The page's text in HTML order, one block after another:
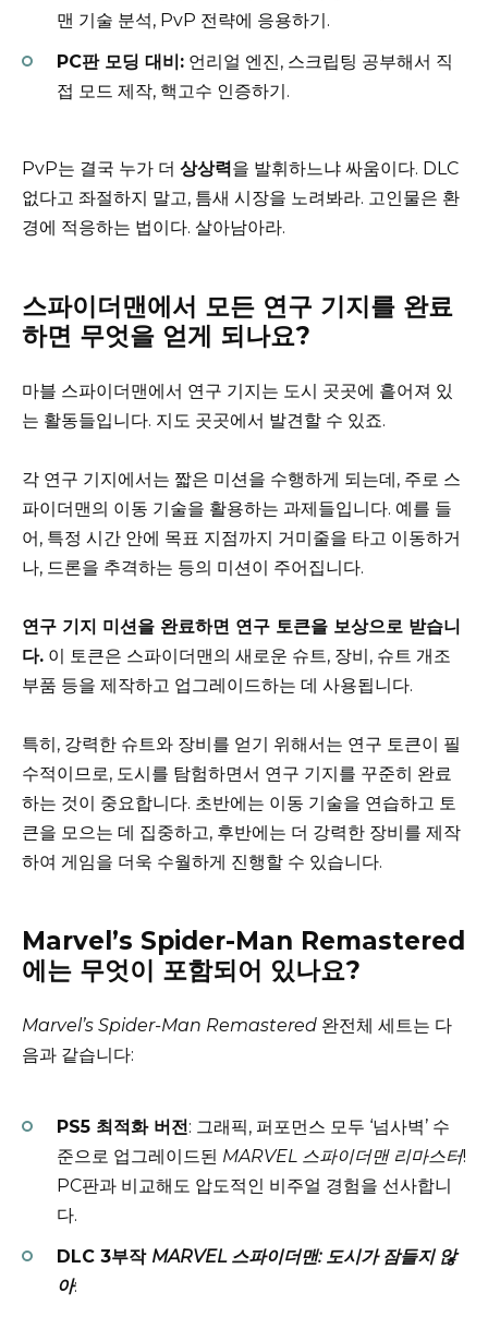
맨 기술 분석, PvP 전략에 응용하기.
PC판 모딩 대비: 언리얼 엔진, 스크립팅 공부해서 직
접 모드 제작, 핵고수 인증하기.
PvP는 결국 누가 더 상상력을 발휘하느냐 싸움이다. DLC
없다고 좌절하지 말고, 틈새 시장을 노려봐라. 고인물은 환
경에 적응하는 법이다. 살아남아라.
스파이더맨에서 모든 연구 기지를 완료
하면 무엇을 얻게 되나요?
마블 스파이더맨에서 연구 기지는 도시 곳곳에 흩어져 있
는 활동들입니다. 지도 곳곳에서 발견할 수 있죠.
각 연구 기지에서는 짧은 미션을 수행하게 되는데, 주로 스
파이더맨의 이동 기술을 활용하는 과제들입니다. 예를 들
어, 특정 시간 안에 목표 지점까지 거미줄을 타고 이동하거
나, 드론을 추격하는 등의 미션이 주어집니다.
연구 기지 미션을 완료하면 연구 토큰을 보상으로 받습니
다. 이 토큰은 스파이더맨의 새로운 슈트, 장비, 슈트 개조
부품 등을 제작하고 업그레이드하는 데 사용됩니다.
특히, 강력한 슈트와 장비를 얻기 위해서는 연구 토큰이 필
수적이므로, 도시를 탐험하면서 연구 기지를 꾸준히 완료
하는 것이 중요합니다. 초반에는 이동 기술을 연습하고 토
큰을 모으는 데 집중하고, 후반에는 더 강력한 장비를 제작
하여 게임을 더욱 수월하게 진행할 수 있습니다.
Marvel’s Spider-Man Remastered
에는 무엇이 포함되어 있나요?
Marvel’s Spider-Man Remastered 완전체 세트는 다
음과 같습니다:
PS5 최적화 버전: 그래픽, 퍼포먼스 모두 ‘넘사벽’ 수
준으로 업그레이드된 MARVEL 스파이더맨 리마스터!
PC판과 비교해도 압도적인 비주얼 경험을 선사합니
다.
DLC 3부작 MARVEL 스파이더맨: 도시가 잠들지 않
아: